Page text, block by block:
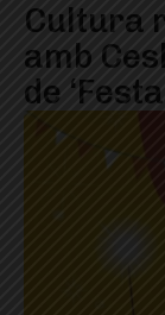
Cultura
amb
de